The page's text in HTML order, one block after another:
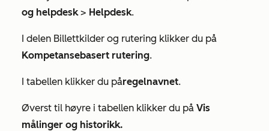
og helpdesk> Helpdesk.
I delen Billettkilder og rutering klikker du på
Kompetansebasert rutering.
I tabellen klikker du påregelnavnet.
Øverst til høyre i tabellen klikker du på Vis
målinger og historikk.